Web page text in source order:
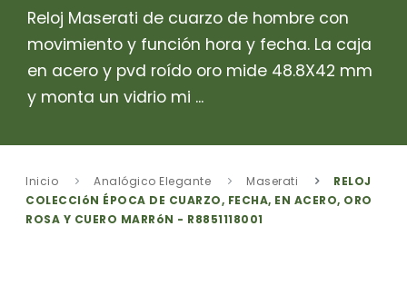
Reloj Maserati de cuarzo de hombre con
movimiento y función hora y fecha. La caja
en acero y pvd roído oro mide 48.8X42 mm
y monta un vidrio mi ...
Inicio Analógico Elegante Maserati
RELOJ
COLECCIóN ÉPOCA DE CUARZO, FECHA, EN ACERO, ORO
ROSA Y CUERO MARRóN - R8851118001